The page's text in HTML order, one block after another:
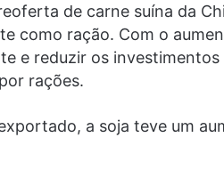
de carne suína da
como ração. Com o
e reduzir os
rações.
a soja teve um